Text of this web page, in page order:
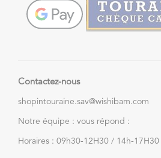
Contactez-nous
shopintouraine.sav@wishibam.com
Notre équipe : vous répond :
Horaires : 09h30-12H30 / 14h-17H30